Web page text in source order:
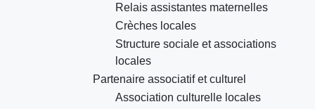
Relais assistantes maternelles
Crèches locales
Structure sociale et associations
locales
Partenaire associatif et culturel
Association culturelle locales